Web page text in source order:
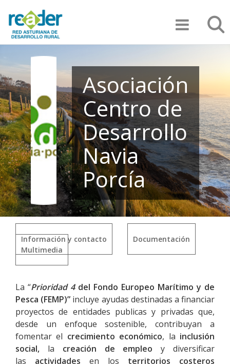
contenido
principal
Asociación
Centro de
Desarrollo
Navia
Porcía
Información y contacto
Documentación
Multimedia
La “Prioridad 4 del Fondo Europeo Marítimo y de
Pesca (FEMP)” incluye ayudas destinadas a financiar
proyectos de entidades publicas y privadas que,
desde un enfoque sostenible, contribuyan a
fomentar el crecimiento económico, la inclusión
social, la creación de empleo y diversificar
las actividades en los territorios costeros